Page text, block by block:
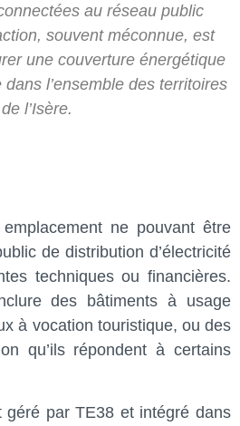
au réseau public
souvent méconnue, est
une couverture énergétique
l’ensemble des territoires
de l’Isère.
ne pouvant être
de distribution d’électricité
techniques ou financières.
des bâtiments à usage
à vocation touristique, ou des
qu’ils répondent à certains
géré par TE38 et intégré dans